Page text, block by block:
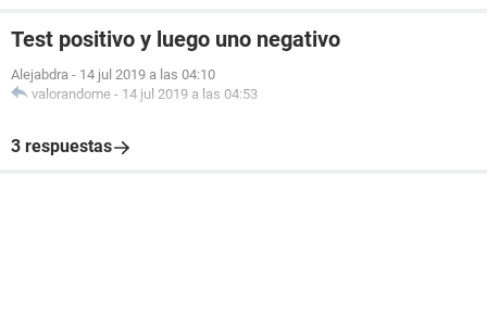
Test positivo y luego uno negativo
Alejabdra - 14 jul 2019 a las 04:10
valorandome - 14 jul 2019 a las 04:53
3 respuestas